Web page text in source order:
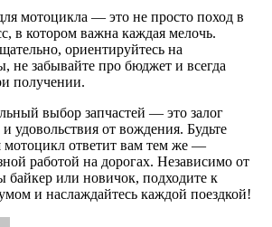
мотоцикла — это не просто поход в
в котором важна каждая мелочь.
ориентируйтесь на
не забывайте про бюджет и всегда
получении.
выбор запчастей — это залог
удовольствия от вождения. Будьте
ответит вам тем же —
работой на дорогах. Независимо от
или новичок, подходите к
и наслаждайтесь каждой поездкой!